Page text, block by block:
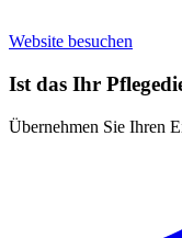
Website besuchen
Ist das Ihr
Übernehmen Sie Ihren